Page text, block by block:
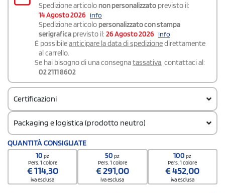
Spedizione articolo non personalizzato previsto il:
14 Agosto 2026 info
Spedizione articolo personalizzato con stampa
serigrafica previsto il: 26 Agosto 2026 info
É possibileanticipare la data di spedizionedirettamente
al carrello.
Se hai bisogno di una consegnatassativa, contattaci al:
02 2111 8602
Certificazioni
Packaging e logistica (prodotto neutro)
Codice doganale
61103091
Quantità per confezione
Quantità per scatola
QUANTITÀ CONSIGLIATE
10pz
Pers. 1 colore
€114,30
iva esclusa
50pz
Pers. 1 colore
€291,00
iva esclusa
100pz
Pers. 1 colore
€452,00
iva esclusa